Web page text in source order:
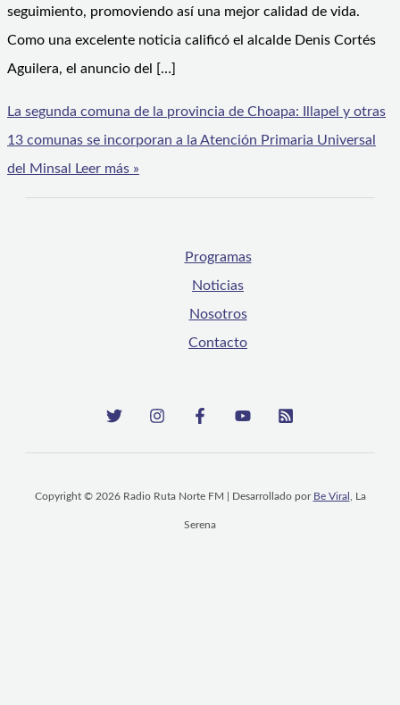
seguimiento, promoviendo así una mejor calidad de vida.
Como una excelente noticia calificó el alcalde Denis Cortés
Aguilera, el anuncio del […]
La segunda comuna de la provincia de Choapa: Illapel y otras
13 comunas se incorporan a la Atención Primaria Universal
del Minsal
Leer más »
Programas
Noticias
Nosotros
Contacto
Copyright © 2026 Radio Ruta Norte FM | Desarrollado por Be Viral , La
Serena